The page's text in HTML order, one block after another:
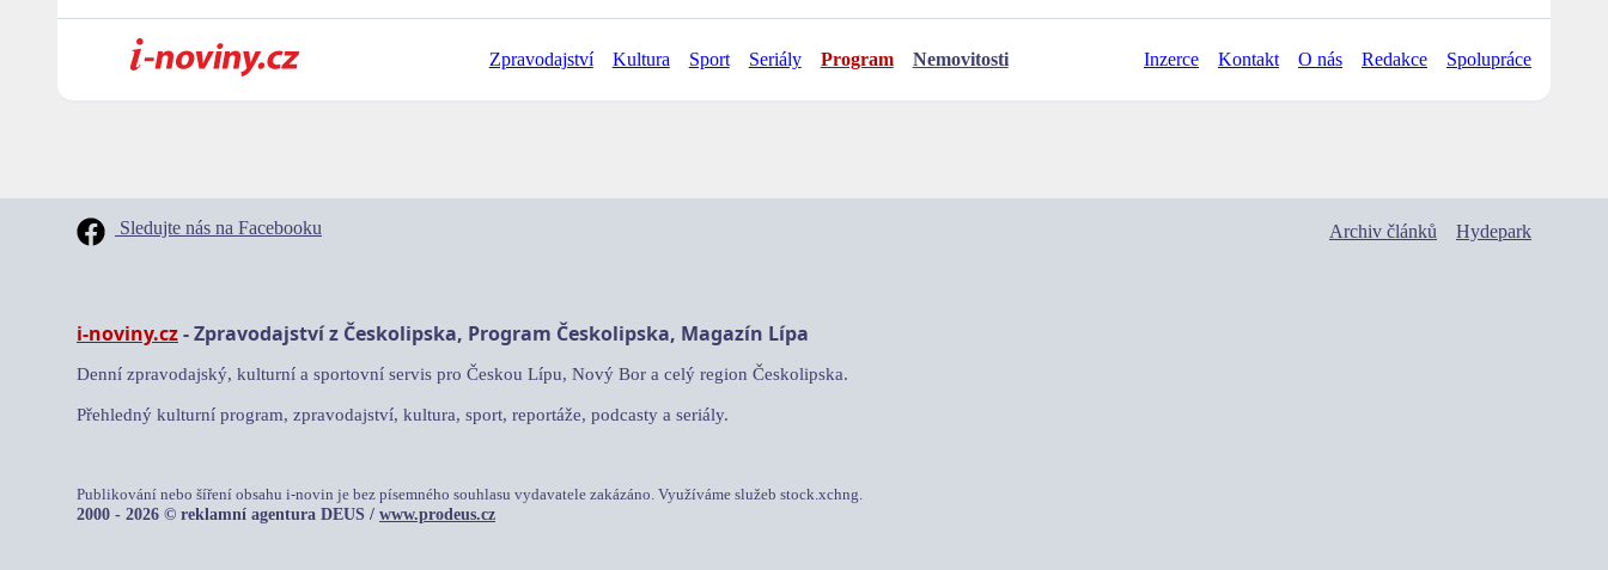
Zpravodajství Kultura Sport Seriály Program Nemovitosti Inzerce Kontakt O nás Redakce Spolupráce
Sledujte nás na Facebooku Archiv článků Hydepark
i-noviny.cz- Zpravodajství z Českolipska, Program Českolipska, Magazín Lípa
Denní zpravodajský, kulturní a sportovní servis pro Českou Lípu, Nový Bor a celý region Českolipska.
Přehledný kulturní program, zpravodajství, kultura, sport, reportáže, podcasty a seriály.
Publikování nebo šíření obsahu i-novin je bez písemného souhlasu vydavatele zakázáno. Využíváme služeb stock.xchng.
2000 - 2026 © reklamní agentura DEUS / www.prodeus.cz